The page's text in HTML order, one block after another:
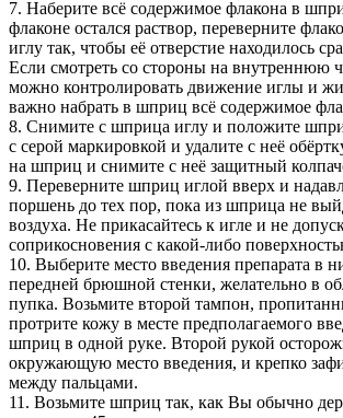
7. Наберите всё содержимое флакона в
флаконе остался раствор, переверните
иглу так, чтобы её отверстие находилось
Если смотреть со стороны на внутреннюю
можно контролировать движение иглы и
важно набрать в шприц всё содержимое
8. Снимите с шприца иглу и положите
с серой маркировкой и удалите с неё
на шприц и снимите с неё защитный
9. Переверните шприц иглой вверх и
поршень до тех пор, пока из шприца не
воздуха. Не прикасайтесь к игле и не
соприкосновения с какой-либо
10. Выберите место введения препарата в
передней брюшной стенки, желательно в
пупка. Возьмите второй тампон,
протрите кожу в месте предполагаемого
шприц в одной руке. Второй рукой
окружающую место введения, и крепко
между пальцами.
11. Возьмите шприц так, как Вы обычно